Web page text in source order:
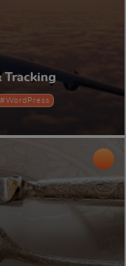
Tracking
#WordPress